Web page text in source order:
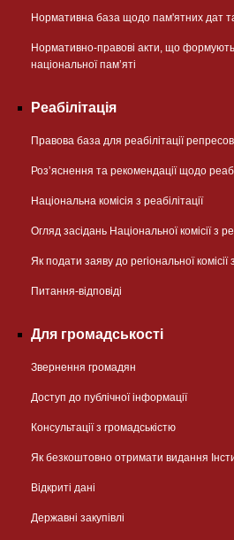
Нормативна база щодо пам'ятних дат
Нормативно-правові акти, що формують
національної памʼяті
Реабілітація
Правова база для реабілітації
Розʼяснення та рекомендації щодо
Національна комісія з реабілітації
Огляд засідань Національної комісії з
Як подати заяву до регіональної комісії
Питання-відповіді
Для громадськості
Звернення громадян
Доступ до публічної інформації
Консультації з громадськістю
Як безкоштовно отримати видання
Відкриті дані
Державні закупівлі